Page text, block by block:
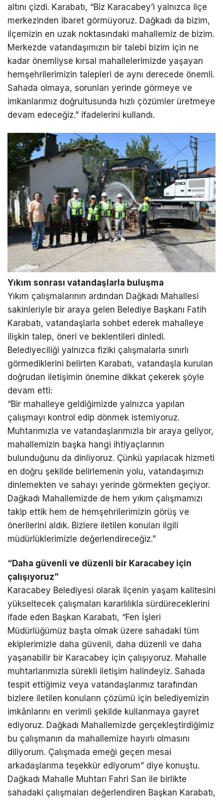
altını çizdi. Karabatı, “Biz Karacabey’i yalnızca ilçe
merkezinden ibaret görmüyoruz. Dağkadı da bizim,
ilçemizin en uzak noktasındaki mahallemiz de bizim.
Merkezde vatandaşımızın bir talebi bizim için ne
kadar önemliyse kırsal mahallelerimizde yaşayan
hemşehrilerimizin talepleri de aynı derecede önemli.
Sahada olmaya, sorunları yerinde görmeye ve
imkanlarımız doğrultusunda hızlı çözümler üretmeye
devam edeceğiz.” ifadelerini kullandı.
Yıkım sonrası vatandaşlarla buluşma
Yıkım çalışmalarının ardından Dağkadı Mahallesi
sakinleriyle bir araya gelen Belediye Başkanı Fatih
Karabatı, vatandaşlarla sohbet ederek mahalleye
ilişkin talep, öneri ve beklentileri dinledi.
Belediyeciliği yalnızca fiziki çalışmalarla sınırlı
görmediklerini belirten Karabatı, vatandaşla kurulan
doğrudan iletişimin önemine dikkat çekerek şöyle
devam etti:
“Bir mahalleye geldiğimizde yalnızca yapılan
çalışmayı kontrol edip dönmek istemiyoruz.
Muhtarımızla ve vatandaşlarımızla bir araya geliyor,
mahallemizin başka hangi ihtiyaçlarının
bulunduğunu da dinliyoruz. Çünkü yapılacak hizmeti
en doğru şekilde belirlemenin yolu, vatandaşımızı
dinlemekten ve sahayı yerinde görmekten geçiyor.
Dağkadı Mahallemizde de hem yıkım çalışmamızı
takip ettik hem de hemşehrilerimizin görüş ve
önerilerini aldık. Bizlere iletilen konuları ilgili
müdürlüklerimizle değerlendireceğiz.”
“Daha güvenli ve düzenli bir Karacabey için
çalışıyoruz”
Karacabey Belediyesi olarak ilçenin yaşam kalitesini
yükseltecek çalışmaları kararlılıkla sürdüreceklerini
ifade eden Başkan Karabatı, “Fen İşleri
Müdürlüğümüz başta olmak üzere sahadaki tüm
ekiplerimizle daha güvenli, daha düzenli ve daha
yaşanabilir bir Karacabey için çalışıyoruz. Mahalle
muhtarlarımızla sürekli iletişim halindeyiz. Sahada
tespit ettiğimiz veya vatandaşlarımız tarafından
bizlere iletilen konuların çözümü için belediyemizin
imkânlarını en verimli şekilde kullanmaya gayret
ediyoruz. Dağkadı Mahallemizde gerçekleştirdiğimiz
bu çalışmanın da mahallemize hayırlı olmasını
diliyorum. Çalışmada emeği geçen mesai
arkadaşlarıma teşekkür ediyorum” diye konuştu.
Dağkadı Mahalle Muhtarı Fahri San ile birlikte
sahadaki çalışmaları değerlendiren Başkan Karabatı,